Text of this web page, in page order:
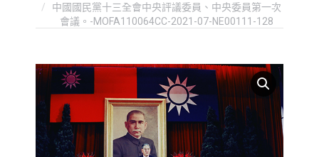
中國國民黨十三全會中央評議委員、中央委員第一次
會議。-MOFA110064CC-2021-07-NE00111-128